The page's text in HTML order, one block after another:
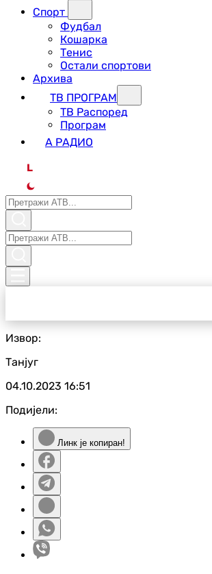
Спорт
Фудбал
Кошарка
Тенис
Остали спортови
Архива
ТВ ПРОГРАМ
ТВ Распоред
Програм
А РАДИО
L
Извор:
Танјуг
04.10.2023 16:51
Подијели:
Линк је копиран!